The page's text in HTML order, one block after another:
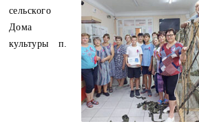
сельского
Дома
культуры п.